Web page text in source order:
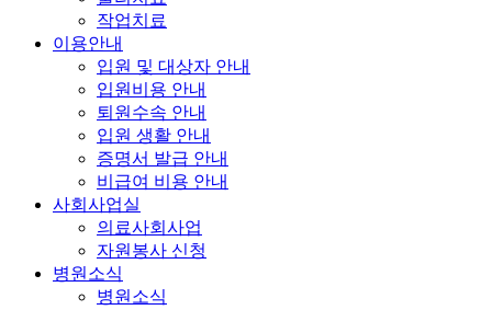
작업치료
이용안내
입원 및 대상자 안내
입원비용 안내
퇴원수속 안내
입원 생활 안내
증명서 발급 안내
비급여 비용 안내
사회사업실
의료사회사업
자원봉사 신청
병원소식
병원소식